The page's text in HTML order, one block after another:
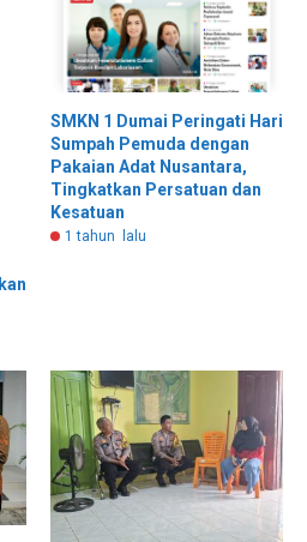
SMKN 1 Dumai Peringati Hari
Sumpah Pemuda dengan
Pakaian Adat Nusantara,
Tingkatkan Persatuan dan
Kesatuan
1 tahun lalu